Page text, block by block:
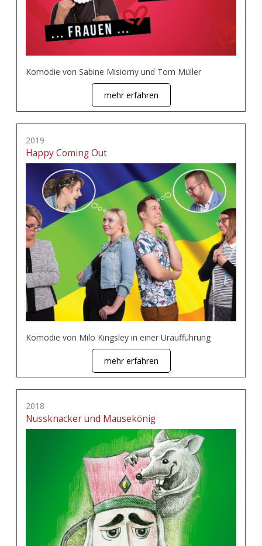
Komödie von Sabine Misiorny und Tom Müller
mehr erfahren
2019
Happy Coming Out
Komödie von Milo Kingsley in einer Uraufführung
mehr erfahren
2018
Nussknacker und Mausekönig